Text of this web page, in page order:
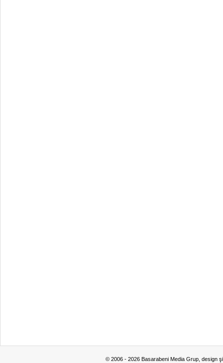
© 2006 - 2026 Basarabeni Media Grup, design